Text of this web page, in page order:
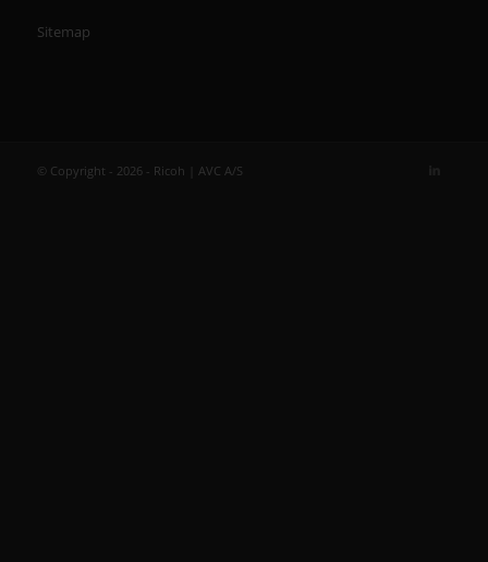
Sitemap
© Copyright - 2026 - Ricoh | AVC A/S